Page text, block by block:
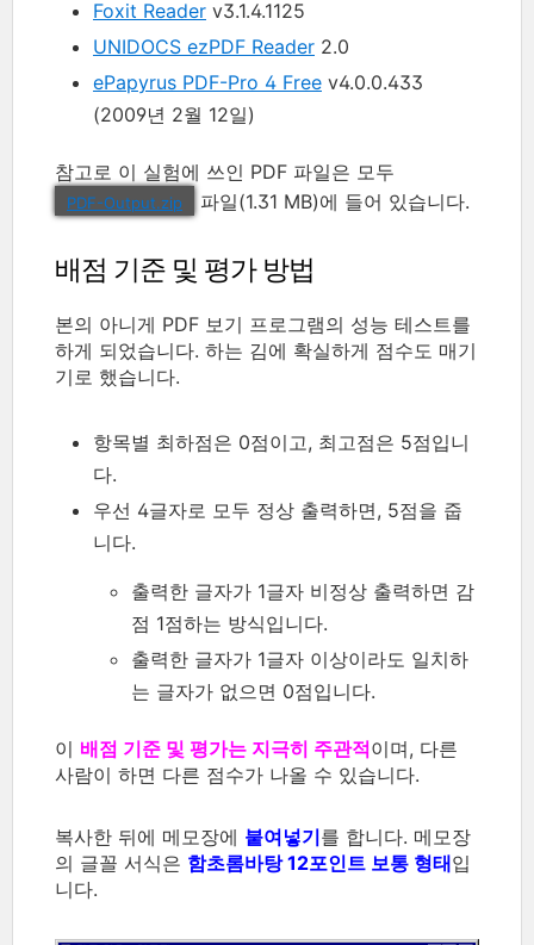
Foxit Reader v3.1.4.1125
UNIDOCS ezPDF Reader 2.0
ePapyrus PDF-Pro 4 Free v4.0.0.433
(2009년 2월 12일)
참고로 이 실험에 쓰인 PDF 파일은 모두
PDF-Output.zip 파일(1.31 MB)에 들어 있습니다.
배점 기준 및 평가 방법
본의 아니게 PDF 보기 프로그램의 성능 테스트를
하게 되었습니다. 하는 김에 확실하게 점수도 매기
기로 했습니다.
항목별 최하점은 0점이고, 최고점은 5점입니
다.
우선 4글자로 모두 정상 출력하면, 5점을 줍
니다.
출력한 글자가 1글자 비정상 출력하면 감
점 1점하는 방식입니다.
출력한 글자가 1글자 이상이라도 일치하
는 글자가 없으면 0점입니다.
이 배점 기준 및 평가는 지극히 주관적이며, 다른
사람이 하면 다른 점수가 나올 수 있습니다.
복사한 뒤에 메모장에 붙여넣기를 합니다. 메모장
의 글꼴 서식은 함초롬바탕 12포인트 보통 형태입
니다.